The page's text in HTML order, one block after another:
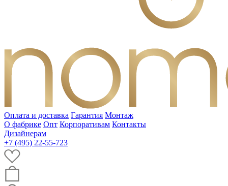
Оплата и доставка Гарантия Монтаж
О фабрике Опт Корпоративам Контакты
Дизайнерам
+7 (495) 22-55-723